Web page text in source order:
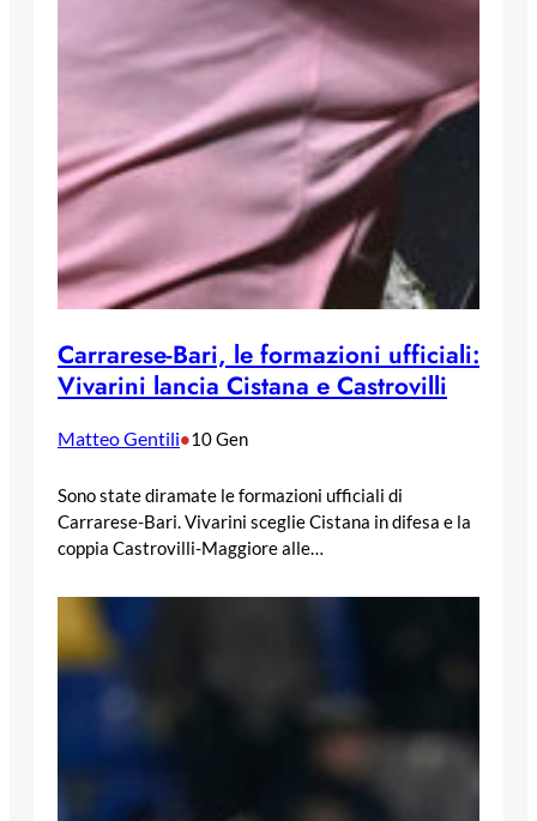
Carrarese-Bari, le formazioni ufficiali:
Vivarini lancia Cistana e Castrovilli
Matteo Gentili•10 Gen
Sono state diramate le formazioni ufficiali di
Carrarese-Bari. Vivarini sceglie Cistana in difesa e la
coppia Castrovilli-Maggiore alle…